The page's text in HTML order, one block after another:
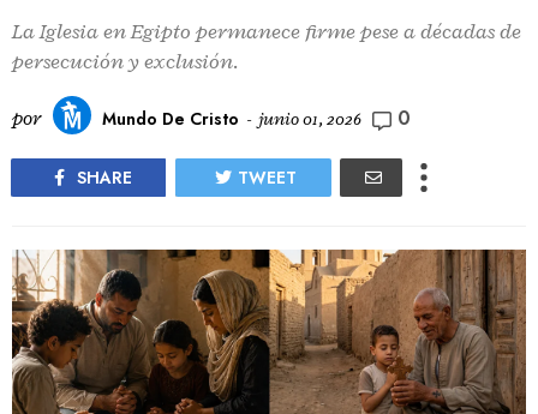
La Iglesia en Egipto permanece firme pese a décadas de
persecución y exclusión.
por Mundo De Cristo - junio 01, 2026 0
SHARE TWEET